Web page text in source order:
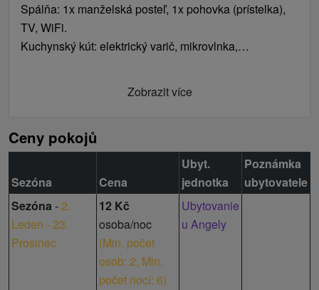
Spálňa: 1x manželská posteľ, 1x pohovka (prístelka),
TV, WiFi.
Kuchynský kút: elektrický varič, mikrovlnka,
Spálňa 1: 1x manželská posteľ, 1x pohovka (prístelka),
TV, WiFi.
Spálňa 2: 1x manželská posteľ, TV, WiFi.
Kuchynský kút: elektrický varič, mikrovlnka,
rýchlovarná kanvica, chladnička, jedálenské sedenie.
Kúpeľňa s toaletou: sprchovací kút, umývadlo, WC.
Zobrazit více
Ceny pokojů
Sezóna Cena
Ubyt.
jednotka
Poznámka
ubytovatele
Sezóna -2.
Leden - 23.
Prosinec
12 Kč
osoba/noc
(Min. počet
osob: 2, Min.
počet nocí: 6)
Ubytovanie
u Angely